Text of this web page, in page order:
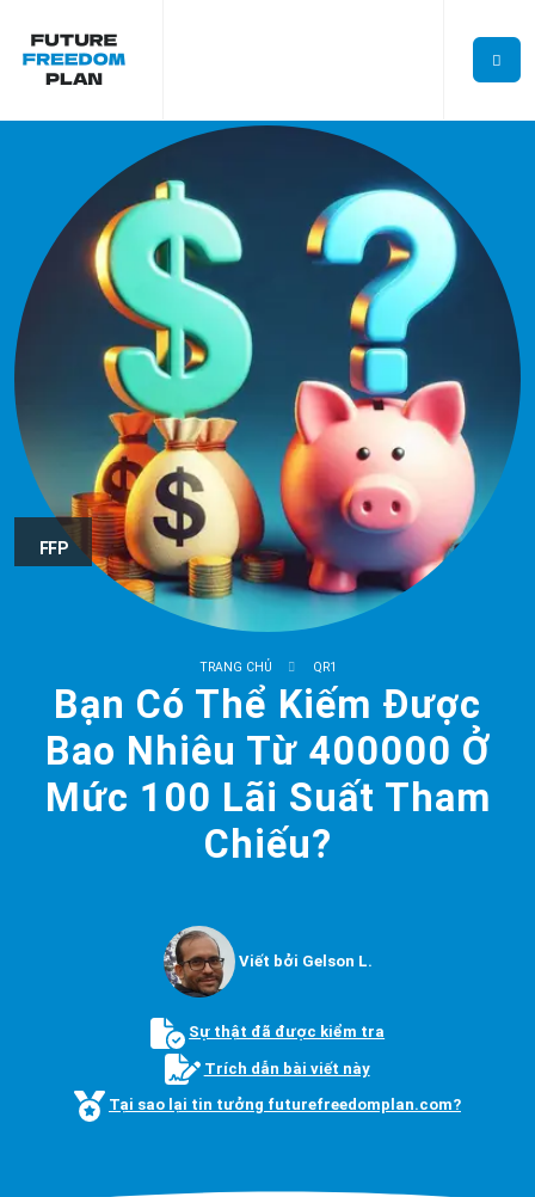
FFP
TRANG CHỦ QR1
Bạn Có Thể Kiếm Được
Bao Nhiêu Từ 400000 Ở
Mức 100 Lãi Suất Tham
Chiếu?
Viết bởi Gelson L.
Sự thật đã được kiểm tra
Trích dẫn bài viết này
Tại sao lại tin tưởng futurefreedomplan.com?